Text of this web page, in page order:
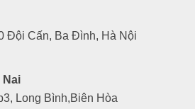
Đội Cấn, Ba Đình, Hà Nội
Nai
Long Bình,Biên Hòa